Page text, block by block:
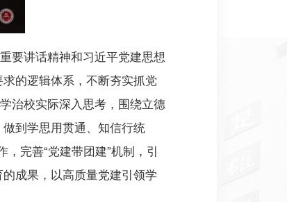
要讲话精神和习近平党建思想
的逻辑体系，不断夯实抓党
治校实际深入思考，围绕立德
到学思用贯通、知信行统
完善“党建带团建”机制，引
成果，以高质量党建引领学